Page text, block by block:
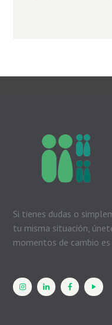
Si tienes dudas o
tu misma situación,
momentos de cambio